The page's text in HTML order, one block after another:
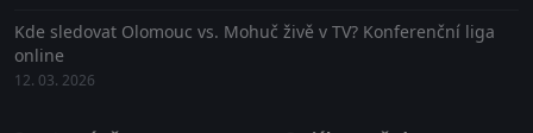
Kde sledovat Olomouc vs. Mohuč živě v TV? Konferenční liga
online
12. 03. 2026